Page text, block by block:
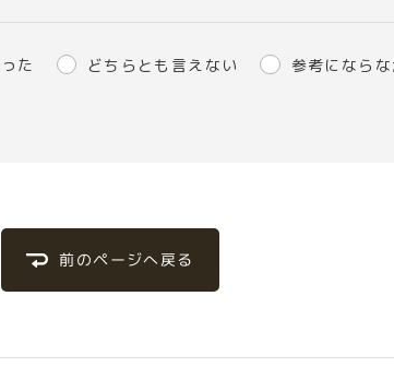
た どちらとも言えない 参考になら
前のページへ戻る